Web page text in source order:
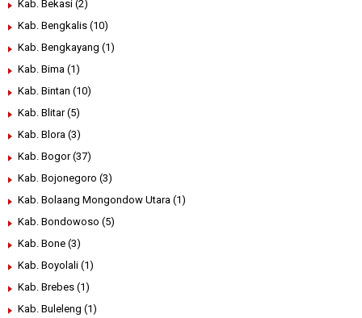
Kab. Bekasi (2)
Kab. Bengkalis (10)
Kab. Bengkayang (1)
Kab. Bima (1)
Kab. Bintan (10)
Kab. Blitar (5)
Kab. Blora (3)
Kab. Bogor (37)
Kab. Bojonegoro (3)
Kab. Bolaang Mongondow Utara (1)
Kab. Bondowoso (5)
Kab. Bone (3)
Kab. Boyolali (1)
Kab. Brebes (1)
Kab. Buleleng (1)